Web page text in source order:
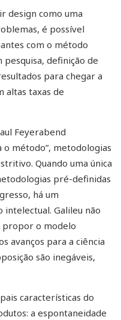
design como uma
é possível
com o método
definição de
para chegar a
altas taxas de
Feyerabend
método”, metodologias
Quando uma única
pré-definidas
há um
Galileu não
propor o modelo
avanços para a ciência
são inegáveis,
características do
a espontaneidade